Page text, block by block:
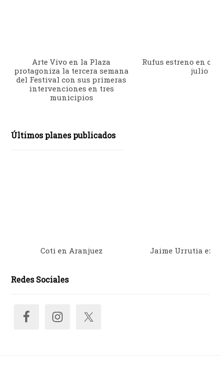
Arte Vivo en la Plaza
protagoniza la tercera semana
del Festival con sus primeras
intervenciones en tres
municipios
Rufus estreno en
julio
Últimos planes publicados
Coti en Aranjuez Jaime Urrutia en
Redes Sociales